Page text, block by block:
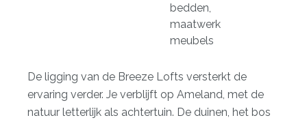
bedden,
maatwerk
meubels
De ligging van de Breeze Lofts versterkt de
ervaring verder. Je verblijft op Ameland, met de
natuur letterlijk als achtertuin. De duinen, het bos